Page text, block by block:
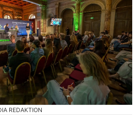
REDAKTION